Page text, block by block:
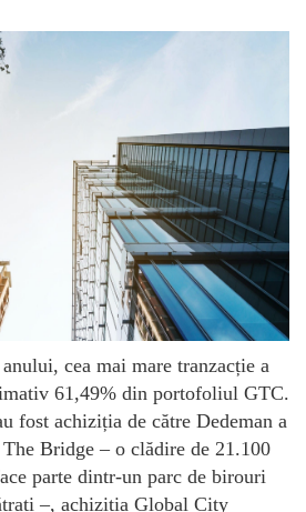
cea mai mare tranzacție a
61,49% din portofoliul GTC.
fost achiziția de către Dedeman a
Bridge – o clădire de 21.100
parte dintr-un parc de birouri
–, achiziția Global City